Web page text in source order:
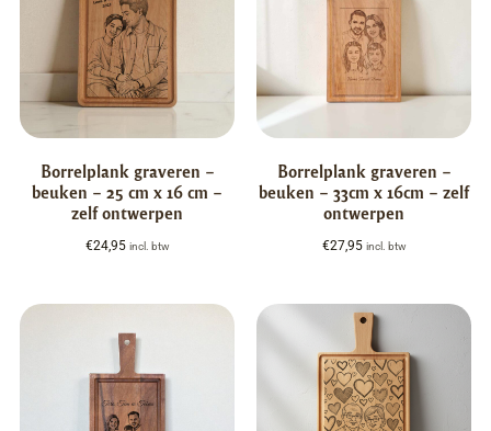
Borrelplank graveren –
beuken – 25 cm x 16 cm –
zelf ontwerpen
€24,95 incl. btw
Borrelplank graveren –
beuken – 33cm x 16cm – zelf
ontwerpen
€27,95 incl. btw